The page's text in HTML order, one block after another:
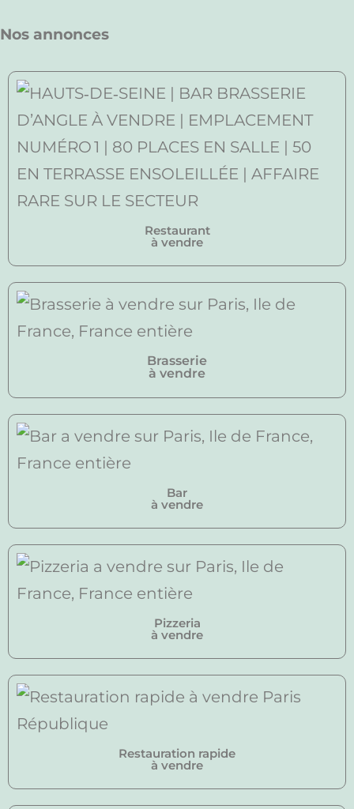
Nos annonces
Restaurant
à vendre
Brasserie
à vendre
Bar
à vendre
Pizzeria
à vendre
Restauration rapide
à vendre